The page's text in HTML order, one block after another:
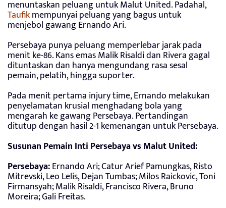
menuntaskan peluang untuk Malut United. Padahal,
Taufikmempunyai peluang yang bagus untuk
menjebol gawang Ernando Ari.
Persebaya punya peluang memperlebar jarak pada
menit ke-86. Kans emas Malik Risaldi dan Rivera gagal
dituntaskan dan hanya mengundang rasa sesal
pemain, pelatih, hingga suporter.
Pada menit pertama injury time, Ernando melakukan
penyelamatan krusial menghadang bola yang
mengarah ke gawang Persebaya. Pertandingan
ditutup dengan hasil 2-1 kemenangan untuk Persebaya.
Susunan Pemain Inti Persebaya vs Malut United:
Persebaya:Ernando Ari; Catur Arief Pamungkas, Risto
Mitrevski, Leo Lelis, Dejan Tumbas; Milos Raickovic, Toni
Firmansyah; Malik Risaldi, Francisco Rivera, Bruno
Moreira; Gali Freitas.